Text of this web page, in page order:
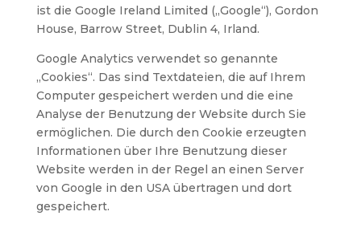
ist die Google Ireland Limited („Google“), Gordon
House, Barrow Street, Dublin 4, Irland.
Google Analytics verwendet so genannte
„Cookies“. Das sind Textdateien, die auf Ihrem
Computer gespeichert werden und die eine
Analyse der Benutzung der Website durch Sie
ermöglichen. Die durch den Cookie erzeugten
Informationen über Ihre Benutzung dieser
Website werden in der Regel an einen Server
von Google in den USA übertragen und dort
gespeichert.